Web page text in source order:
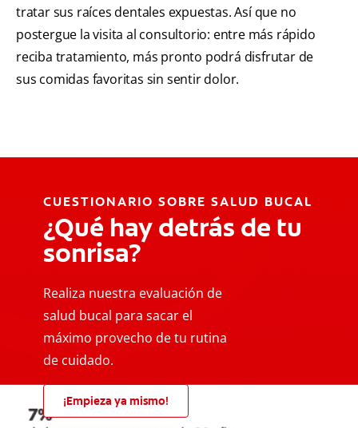
tratar sus raíces dentales expuestas. Así que no
postergue la visita al consultorio: entre más rápido
reciba tratamiento, más pronto podrá disfrutar de
sus comidas favoritas sin sentir dolor.
CUESTIONARIO SOBRE SALUD BUCAL
¿Qué hay detrás de tu
sonrisa?
Realiza nuestra evaluación de
salud bucal para sacar el
máximo provecho de tu rutina
de cuidado.
¡Empieza ya mismo!